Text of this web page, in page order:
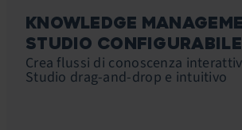
KNOWLEDGE
STUDIO CONFIGURABILE
Crea flussi di conoscenza
Studio drag-and-drop e intuitivo